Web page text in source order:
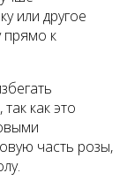
или другое
прямо к
как это
часть розы,